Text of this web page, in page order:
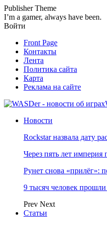
Publisher Theme
I’m a gamer, always have been.
Войти
Front Page
Контакты
Лента
Политика сайта
Карта
Реклама на сайте
Новости
Rockstar назвала дату
Через пять лет
Рунет снова «прилёг»:
9 тысяч человек
Prev Next
Статьи